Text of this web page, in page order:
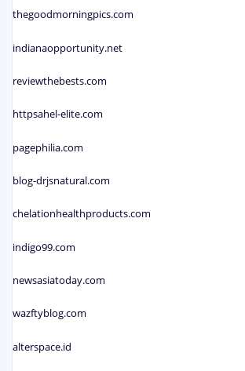
thegoodmorningpics.com
indianaopportunity.net
reviewthebests.com
httpsahel-elite.com
pagephilia.com
blog-drjsnatural.com
chelationhealthproducts.com
indigo99.com
newsasiatoday.com
wazftyblog.com
alterspace.id